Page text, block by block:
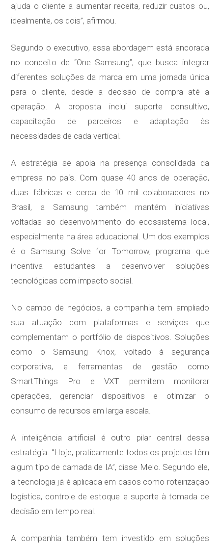
ajuda o cliente a aumentar receita, reduzir custos ou,
idealmente, os dois”, afirmou.
Segundo o executivo, essa abordagem está ancorada
no conceito de “One Samsung”, que busca integrar
diferentes soluções da marca em uma jornada única
para o cliente, desde a decisão de compra até a
operação. A proposta inclui suporte consultivo,
capacitação de parceiros e adaptação às
necessidades de cada vertical.
A estratégia se apoia na presença consolidada da
empresa no país. Com quase 40 anos de operação,
duas fábricas e cerca de 10 mil colaboradores no
Brasil, a Samsung também mantém iniciativas
voltadas ao desenvolvimento do ecossistema local,
especialmente na área educacional. Um dos exemplos
é o Samsung Solve for Tomorrow, programa que
incentiva estudantes a desenvolver soluções
tecnológicas com impacto social.
No campo de negócios, a companhia tem ampliado
sua atuação com plataformas e serviços que
complementam o portfólio de dispositivos. Soluções
como o Samsung Knox, voltado à segurança
corporativa, e ferramentas de gestão como
SmartThings Pro e VXT permitem monitorar
operações, gerenciar dispositivos e otimizar o
consumo de recursos em larga escala.
A inteligência artificial é outro pilar central dessa
estratégia. “Hoje, praticamente todos os projetos têm
algum tipo de camada de IA”, disse Melo. Segundo ele,
a tecnologia já é aplicada em casos como roteirização
logística, controle de estoque e suporte à tomada de
decisão em tempo real.
A companhia também tem investido em soluções